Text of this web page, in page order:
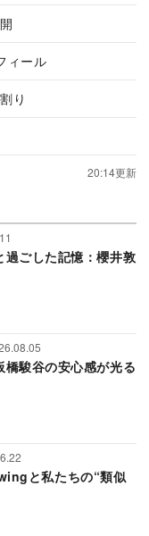
ィール
り
20:14更新
過ごした記憶：櫻井敦
橋駿谷の安心感が光る
と私たちの“類似